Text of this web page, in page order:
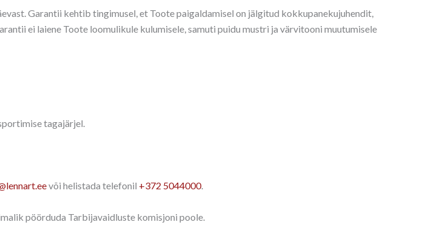
Garantii kehtib tingimusel, et Toote paigaldamisel on jälgitud kokkupanekujuhendit,
ei laiene Toote loomulikule kulumisele, samuti puidu mustri ja värvitooni muutumisele
tagajärjel.
või helistada telefonil +372 5044000.
pöörduda Tarbijavaidluste komisjoni poole.